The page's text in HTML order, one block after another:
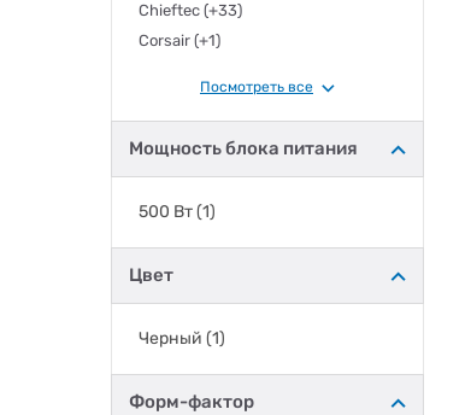
Chieftec (+33)
Corsair (+1)
DeLux
FrimeCom
Gamdias(+26)
GAMEMAX
Golden Field
GTL(+12)
HAVN(+6)
Посмотреть все
Мощность блока питания
500 Вт(1)
Цвет
Черный (1)
Форм-фактор